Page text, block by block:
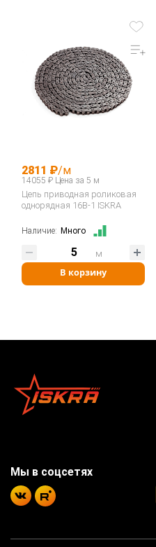
2811 ₽/м
14055 ₽ Цена за 5 м
Цепь приводная роликовая
однорядная 16B-1 ISKRA
Наличие: Много
В корзину
м
Мы в соцсетях